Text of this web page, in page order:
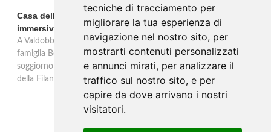
tecniche di tracciamento per
migliorare la tua esperienza di
navigazione nel nostro sito, per
mostrarti contenuti personalizzati
e annunci mirati, per analizzare il
traffico sul nostro sito, e per
capire da dove arrivano i nostri
visitatori.
Casa dell'Artista: a Valdobbiadene apre il soggiorno
immersivo tra arte e vino di Bortolomiol
A Valdobbiadene, nel cuore delle colline Patrimonio Unesco, la
famiglia Bortolomiol apre al pubblico la Casa dell'Artista: un
soggiorno immersivo tra arte, natura e vino all'interno del Parco
della Filandetta Art and Wine Farm.